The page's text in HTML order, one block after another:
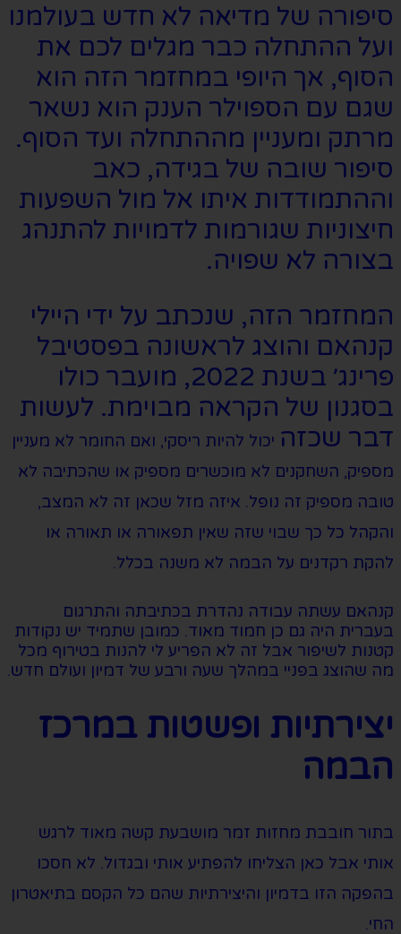
סיפורה של מדיאה לא חדש בעולמנו
ועל ההתחלה כבר מגלים לכם את
הסוף, אך היופי במחזמר הזה הוא
שגם עם הספוילר הענק הוא נשאר
מרתק ומעניין מההתחלה ועד הסוף.
סיפור שובה של בגידה, כאב
וההתמודדות איתו אל מול השפעות
חיצוניות שגורמות לדמויות להתנהג
בצורה לא שפויה.
המחזמר הזה, שנכתב על ידי היילי
קנהאם והוצג לראשונה בפסטיבל
פרינג׳ בשנת 2022, מועבר כולו
בסגנון של הקראה מבוימת. לעשות
דבר שכזה יכול להיות ריסקי, ואם החומר לא מעניין
מספיק, השחקנים לא מוכשרים מספיק או שהכתיבה לא
טובה מספיק זה נופל. איזה מזל שכאן זה לא המצב,
והקהל כל כך שבוי שזה שאין תפאורה או תאורה או
להקת רקדנים על הבמה לא משנה בכלל.
קנהאם עשתה עבודה נהדרת בכתיבתה והתרגום
בעברית היה גם כן חמוד מאוד. כמובן שתמיד יש נקודות
קטנות לשיפור אבל זה לא הפריע לי להנות בטירוף מכל
מה שהוצג בפניי במהלך שעה ורבע של דמיון ועולם חדש.
יצירתיות ופשטות במרכז
הבמה
בתור חובבת מחזות זמר מושבעת קשה מאוד לרגש
אותי אבל כאן הצליחו להפתיע אותי ובגדול. לא חסכו
בהפקה הזו בדמיון והיצירתיות שהם כל הקסם בתיאטרון
החי.